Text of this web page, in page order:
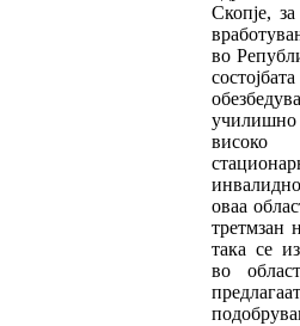
Скопје,
во
учи­лишно
ви­со­ко
оваа
третмзан
така се
во